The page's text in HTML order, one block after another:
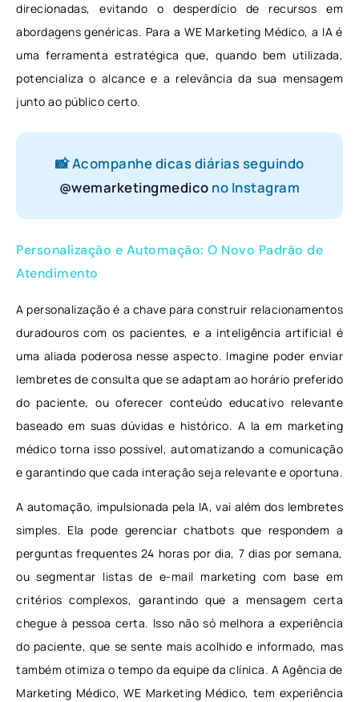
direcionadas, evitando o desperdício de recursos em
abordagens genéricas. Para a WE Marketing Médico, a IA é
uma ferramenta estratégica que, quando bem utilizada,
potencializa o alcance e a relevância da sua mensagem
junto ao público certo.
📸 Acompanhe dicas diárias seguindo
@wemarketingmedico no Instagram
Personalização e Automação: O Novo Padrão de
Atendimento
A personalização é a chave para construir relacionamentos
duradouros com os pacientes, e a inteligência artificial é
uma aliada poderosa nesse aspecto. Imagine poder enviar
lembretes de consulta que se adaptam ao horário preferido
do paciente, ou oferecer conteúdo educativo relevante
baseado em suas dúvidas e histórico. A Ia em marketing
médico torna isso possível, automatizando a comunicação
e garantindo que cada interação seja relevante e oportuna.
A automação, impulsionada pela IA, vai além dos lembretes
simples. Ela pode gerenciar chatbots que respondem a
perguntas frequentes 24 horas por dia, 7 dias por semana,
ou segmentar listas de e-mail marketing com base em
critérios complexos, garantindo que a mensagem certa
chegue à pessoa certa. Isso não só melhora a experiência
do paciente, que se sente mais acolhido e informado, mas
também otimiza o tempo da equipe da clínica. A Agência de
Marketing Médico, WE Marketing Médico, tem experiência